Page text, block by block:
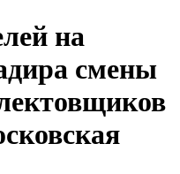
на
смены